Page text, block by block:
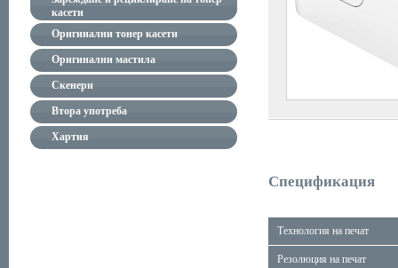
касети
Оригинални тонер касети
Оригинални мастила
Скенери
Втора употреба
Хартия
Спецификация
Технология на печат
Резолюция на печат